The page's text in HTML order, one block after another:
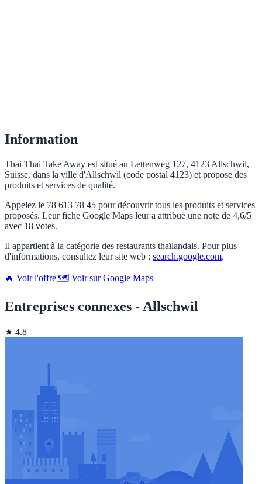
Information
Thai Thai Take Away est situé au Lettenweg 127, 4123 Allschwil,
Suisse, dans la ville d'Allschwil (code postal 4123) et propose des
produits et services de qualité.
Appelez le 78 613 78 45 pour découvrir tous les produits et services
proposés. Leur fiche Google Maps leur a attribué une note de 4,6/5
avec 18 votes.
Il appartient à la catégorie des restaurants thaïlandais. Pour plus
d'informations, consultez leur site web : search.google.com.
🔥 Voir l'offre🗺️ Voir sur Google Maps
Entreprises connexes - Allschwil
★ 4.8